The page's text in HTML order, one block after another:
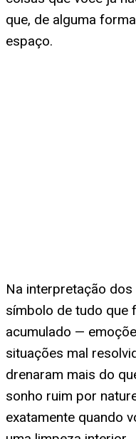
que, de alguma
espaço.
Na interpretação
símbolo de tudo que
acumulado —
situações mal
drenaram mais do
sonho ruim por
exatamente quando